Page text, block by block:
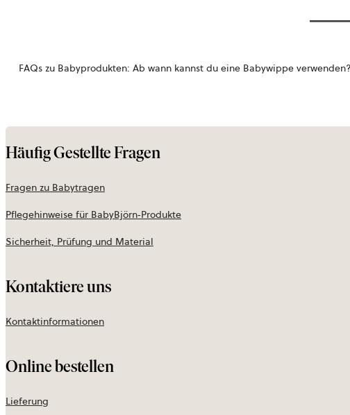
FAQs zu Babyprodukten: Ab wann kannst du eine Babywippe
Häufig Gestellte Fragen
Fragen zu Babytragen
Pflegehinweise für BabyBjörn‑Produkte
Sicherheit, Prüfung und Material
Kontaktiere uns
Kontaktinformationen
Online bestellen
Lieferung